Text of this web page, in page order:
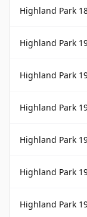
Highland Park
Highland Park
Highland Park
Highland Park
Highland Park
Highland Park
Highland Park 1965